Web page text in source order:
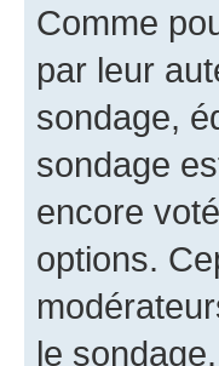
Comme
par leur
sondage,
sondage
encore
options.
le